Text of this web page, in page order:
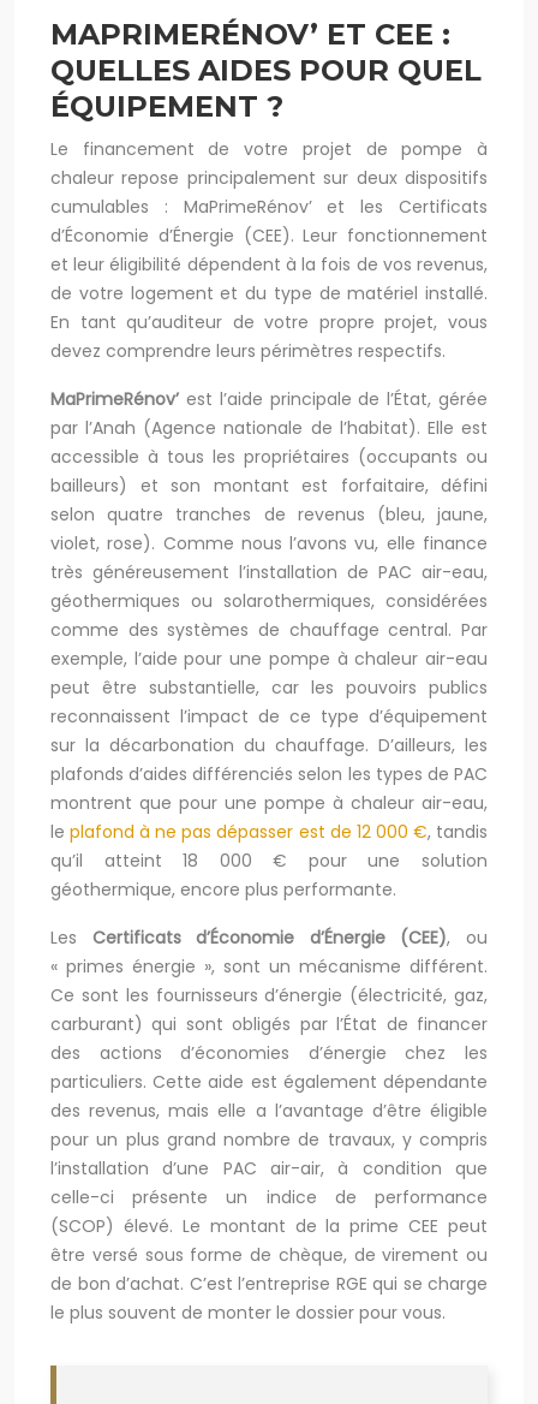
MAPRIMERÉNOV’ ET CEE :
QUELLES AIDES POUR QUEL
ÉQUIPEMENT ?
Le financement de votre projet de pompe à
chaleur repose principalement sur deux dispositifs
cumulables : MaPrimeRénov’ et les Certificats
d’Économie d’Énergie (CEE). Leur fonctionnement
et leur éligibilité dépendent à la fois de vos revenus,
de votre logement et du type de matériel installé.
En tant qu’auditeur de votre propre projet, vous
devez comprendre leurs périmètres respectifs.
MaPrimeRénov’ est l’aide principale de l’État, gérée
par l’Anah (Agence nationale de l’habitat). Elle est
accessible à tous les propriétaires (occupants ou
bailleurs) et son montant est forfaitaire, défini
selon quatre tranches de revenus (bleu, jaune,
violet, rose). Comme nous l’avons vu, elle finance
très généreusement l’installation de PAC air-eau,
géothermiques ou solarothermiques, considérées
comme des systèmes de chauffage central. Par
exemple, l’aide pour une pompe à chaleur air-eau
peut être substantielle, car les pouvoirs publics
reconnaissent l’impact de ce type d’équipement
sur la décarbonation du chauffage. D’ailleurs, les
plafonds d’aides différenciés selon les types de PAC
montrent que pour une pompe à chaleur air-eau,
leplafond à ne pas dépasser est de 12 000 €, tandis
qu’il atteint 18 000 € pour une solution
géothermique, encore plus performante.
Les Certificats d’Économie d’Énergie (CEE), ou
« primes énergie », sont un mécanisme différent.
Ce sont les fournisseurs d’énergie (électricité, gaz,
carburant) qui sont obligés par l’État de financer
des actions d’économies d’énergie chez les
particuliers. Cette aide est également dépendante
des revenus, mais elle a l’avantage d’être éligible
pour un plus grand nombre de travaux, y compris
l’installation d’une PAC air-air, à condition que
celle-ci présente un indice de performance
(SCOP) élevé. Le montant de la prime CEE peut
être versé sous forme de chèque, de virement ou
de bon d’achat. C’est l’entreprise RGE qui se charge
le plus souvent de monter le dossier pour vous.